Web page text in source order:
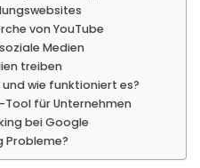
von YouTube
Medien
treiben
wie funktioniert es?
Tool für Unternehmen
bei Google
Probleme?